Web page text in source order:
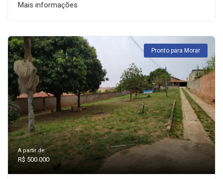
Mais informações
Pronto para Morar
A partir de:
R$ 500.000